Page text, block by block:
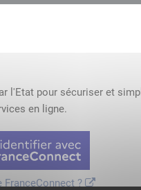
l'Etat pour sécuriser et
en ligne.
FranceConnect ?